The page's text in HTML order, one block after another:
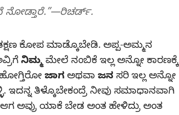
ಕೋಪ ಮಾಡ್ಕೊಬೇಡಿ. ಅಪ್ಪ-ಅಮ್ಮನ
ನಿಮ್ಮಮೇಲೆ ನಂಬಿಕೆ ಇಲ್ಲ ಅನ್ನೋ ಕಾರಣಕ್ಕೆ
ಹೋಗ್ತಿರೋಜಾಗಅಥವಾ ಜನ ಸರಿ ಇಲ್ಲ ಅನ್ನೋ
ಇದನ್ನ ತಿಳ್ಕೊಬೇಕಂದ್ರೆ ನೀವು ಸಮಾಧಾನವಾಗಿ
ಅವ್ರು ಯಾಕೆ ಬೇಡ ಅಂತ ಹೇಳಿದ್ರು ಅಂತ